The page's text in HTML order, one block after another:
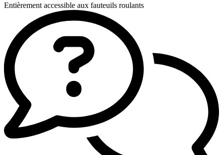
Entièrement accessible aux fauteuils roulants